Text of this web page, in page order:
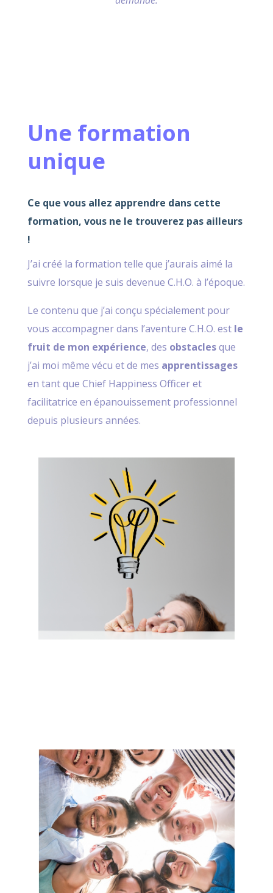
Une formation
unique
Ce que vous allez apprendre dans cette
formation, vous ne le trouverez pas ailleurs
!
J’ai créé la formation telle que j’aurais aimé la
suivre lorsque je suis devenue C.H.O. à l’époque.
Le contenu que j’ai conçu spécialement pour
vous accompagner dans l’aventure C.H.O. est le
fruit de mon expérience, des obstaclesque
j’ai moi même vécu et de mes apprentissages
en tant que Chief Happiness Officer et
facilitatrice en épanouissement professionnel
depuis plusieurs années.